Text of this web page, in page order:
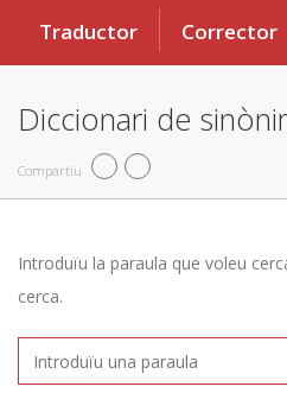
Traductor Corrector
Diccionari de
Compartiu
Introduïu la paraula que voleu
cerca.